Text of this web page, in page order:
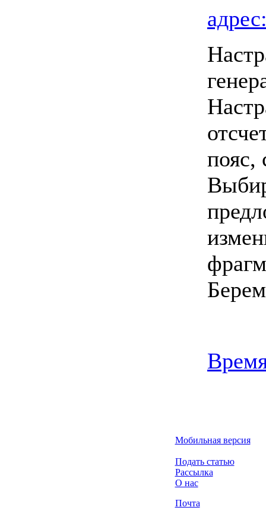
пояс,
Мобильная версия
Подать статью
Рассылка
О нас
Почта